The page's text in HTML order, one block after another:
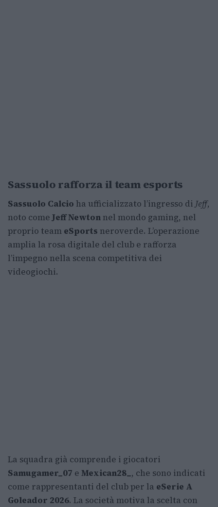
Sassuolo rafforza il team esports
Sassuolo Calcio ha ufficializzato l’ingresso di Jeff,
noto come Jeff Newton nel mondo gaming, nel
proprio team eSports neroverde. L’operazione
amplia la rosa digitale del club e rafforza
l’impegno nella scena competitiva dei
videogiochi.
La squadra già comprende i giocatori
Samugamer_07 e Mexican28_, che sono indicati
come rappresentanti del club per la eSerie A
Goleador 2026. La società motiva la scelta con